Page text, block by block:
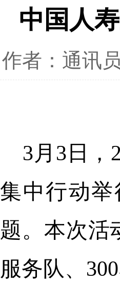
中国人
作者：通讯
3月3日 ，
集中行动举
题。本次活
服务队、